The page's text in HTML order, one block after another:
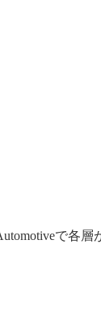
で各